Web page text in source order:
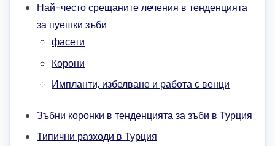
Най-често срещаните лечения в тенденцията
за пуешки зъби
фасети
Корони
Импланти, избелване и работа с венци
Зъбни коронки в тенденцията за зъби в Турция
Типични разходи в Турция